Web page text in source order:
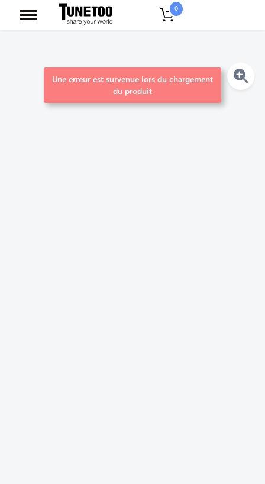
0
Une erreur est survenue lors du chargement
du produit